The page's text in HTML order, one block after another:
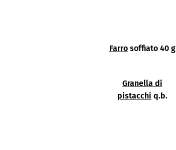
Farro soffiato 40 g
Granella di
pistacchi q.b.